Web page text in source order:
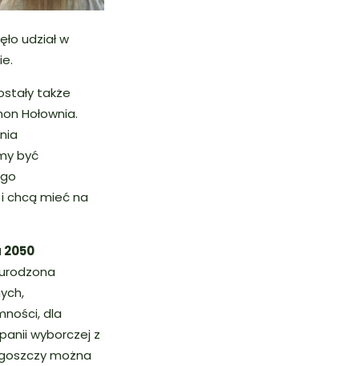
udział w
także
Hołownia.
być
chcą mieć na
2050
dla
wyborczej z
można